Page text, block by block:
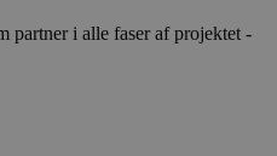
partner i alle faser af projektet -